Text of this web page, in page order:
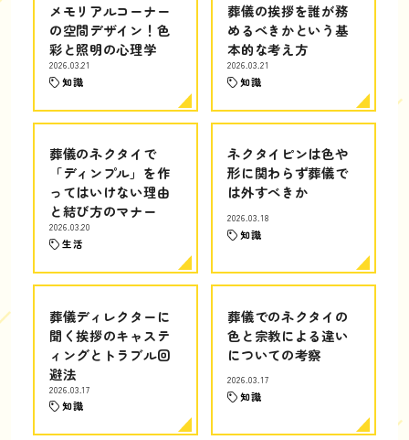
メモリアルコーナー
の空間デザイン！色
彩と照明の心理学
2026.03.21
知識
葬儀の挨拶を誰が務
めるべきかという基
本的な考え方
2026.03.21
知識
葬儀のネクタイで
「ディンプル」を作
ってはいけない理由
と結び方のマナー
2026.03.20
生活
ネクタイピンは色や
形に関わらず葬儀で
は外すべきか
2026.03.18
知識
葬儀ディレクターに
聞く挨拶のキャステ
ィングとトラブル回
避法
2026.03.17
知識
葬儀でのネクタイの
色と宗教による違い
についての考察
2026.03.17
知識